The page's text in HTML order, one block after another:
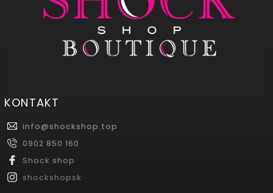
KONTAKT
info@shockshop.top
0902 850 160
Shock shop
shockshopsk